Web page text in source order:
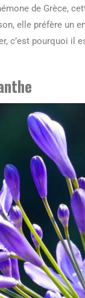
de Grèce,
elle préfère un
c’est pourquoi il